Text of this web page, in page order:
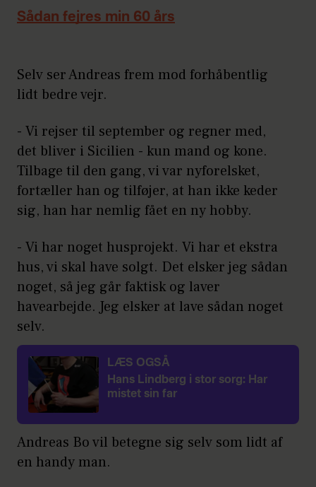
Sådan fejres min 60 års
Selv ser Andreas frem mod forhåbentlig
lidt bedre vejr.
- Vi rejser til september og regner med,
det bliver i Sicilien - kun mand og kone.
Tilbage til den gang, vi var nyforelsket,
fortæller han og tilføjer, at han ikke keder
sig, han har nemlig fået en ny hobby.
- Vi har noget husprojekt. Vi har et ekstra
hus, vi skal have solgt. Det elsker jeg sådan
noget, så jeg går faktisk og laver
havearbejde. Jeg elsker at lave sådan noget
selv.
LÆS OGSÅ
Hans Lindberg i stor sorg: Har
mistet sin far
Andreas Bo vil betegne sig selv som lidt af
en handy man.